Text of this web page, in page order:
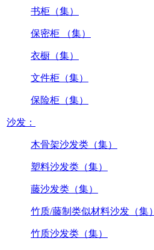
书柜（集）
保密柜 （集）
衣橱（集）
文件柜（集）
保险柜（集）
沙发：
木骨架沙发类（集）
塑料沙发类（集）
藤沙发类（集）
竹质/藤制类似材料沙发（集）
竹质沙发类（集）